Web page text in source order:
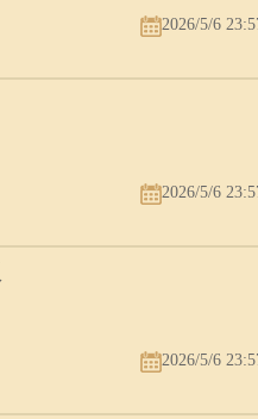
2026/5/6
2026/5/6
2026/5/6